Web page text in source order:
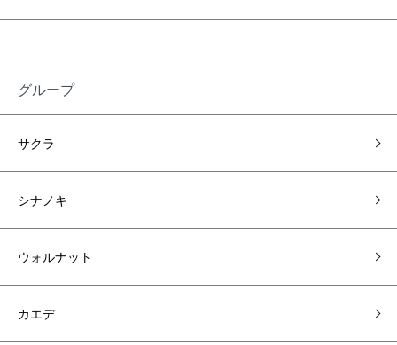
グループ
サクラ
シナノキ
ウォルナット
カエデ